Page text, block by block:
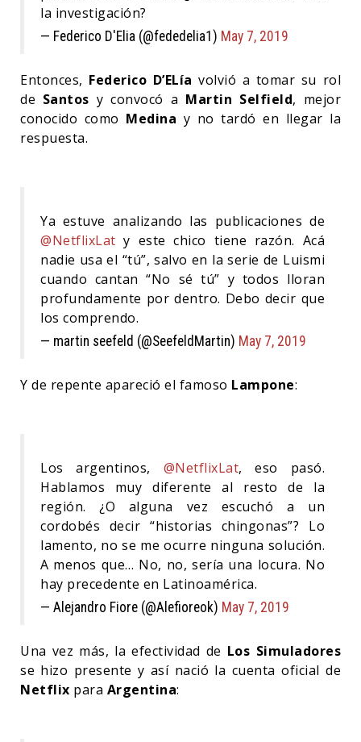
la investigación?
— Federico D'Elia (@fededelia1) May 7, 2019
Entonces, Federico D’ELíavolvió a tomar su rol
de Santos y convocó a Martin Selfield, mejor
conocido como Medina y no tardó en llegar la
respuesta.
Ya estuve analizando las publicaciones de
@NetflixLat y este chico tiene razón. Acá
nadie usa el “tú”, salvo en la serie de Luismi
cuando cantan “No sé tú” y todos lloran
profundamente por dentro. Debo decir que
los comprendo.
— martin seefeld (@SeefeldMartin) May 7, 2019
Y de repente apareció el famoso Lampone:
Los argentinos, @NetflixLat, eso pasó.
Hablamos muy diferente al resto de la
región. ¿O alguna vez escuchó a un
cordobés decir “historias chingonas”? Lo
lamento, no se me ocurre ninguna solución.
A menos que… No, no, sería una locura. No
hay precedente en Latinoamérica.
— Alejandro Fiore (@Alefioreok) May 7, 2019
Una vez más, la efectividad de Los Simuladores
se hizo presente y así nació la cuenta oficial de
Netflix para Argentina: